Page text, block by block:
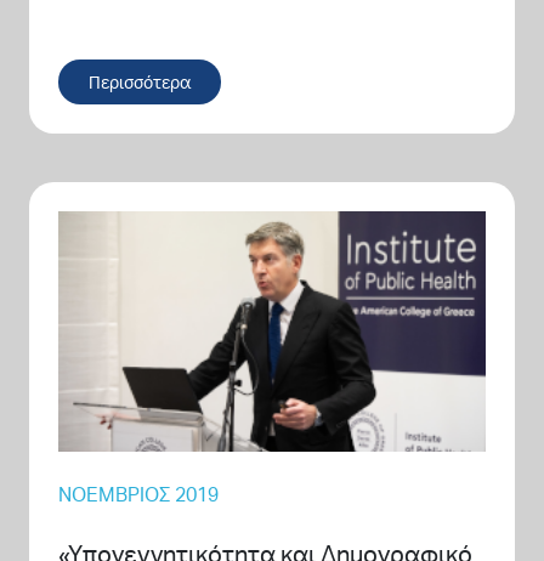
Περισσότερα
ΝΟΈΜΒΡΙΟΣ 2019
«Υπογεννητικότητα και Δημογραφικό